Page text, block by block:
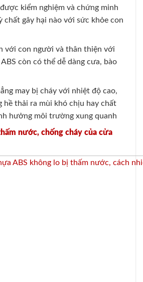
kiểm nghiệm và chứng minh
chất gây hại nào với sức khỏe con
với con người và thân thiện với
còn có thể dễ dàng cưa, bào
may bị cháy với nhiệt độ cao,
hề thải ra mùi khó chịu hay chất
hưởng môi trường xung quanh
nước, chống cháy của cửa